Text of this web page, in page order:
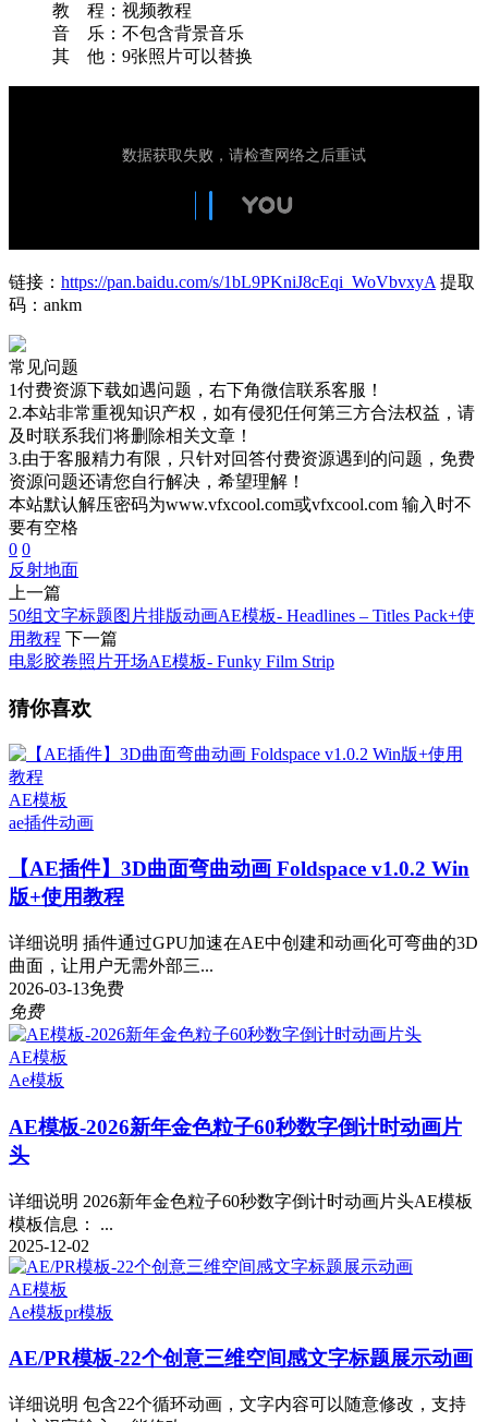
教 程：视频教程
音 乐：不包含背景音乐
其 他：9张照片可以替换
链接： https://pan.baidu.com/s/1bL9PKniJ8cEqi_WoVbvxyA 提取
码：ankm
常见问题
1付费资源下载如遇问题，右下角微信联系客服！
2.本站非常重视知识产权，如有侵犯任何第三方合法权益，请
及时联系我们将删除相关文章！
3.由于客服精力有限，只针对回答付费资源遇到的问题，免费
资源问题还请您自行解决，希望理解！
本站默认解压密码为www.vfxcool.com或vfxcool.com 输入时不
要有空格
0 0
反射地面
上一篇
50组文字标题图片排版动画AE模板- Headlines – Titles Pack+使
用教程 下一篇
电影胶卷照片开场AE模板- Funky Film Strip
猜你喜欢
AE模板
ae插件动画
【AE插件】3D曲面弯曲动画 Foldspace v1.0.2 Win
版+使用教程
详细说明 插件通过GPU加速在AE中创建和动画化可弯曲的3D
曲面，让用户无需外部三...
2026-03-13免费
免费
AE模板
Ae模板
AE模板-2026新年金色粒子60秒数字倒计时动画片
头
详细说明 2026新年金色粒子60秒数字倒计时动画片头AE模板
模板信息： ...
2025-12-02
AE模板
Ae模板pr模板
AE/PR模板-22个创意三维空间感文字标题展示动画
详细说明 包含22个循环动画，文字内容可以随意修改，支持